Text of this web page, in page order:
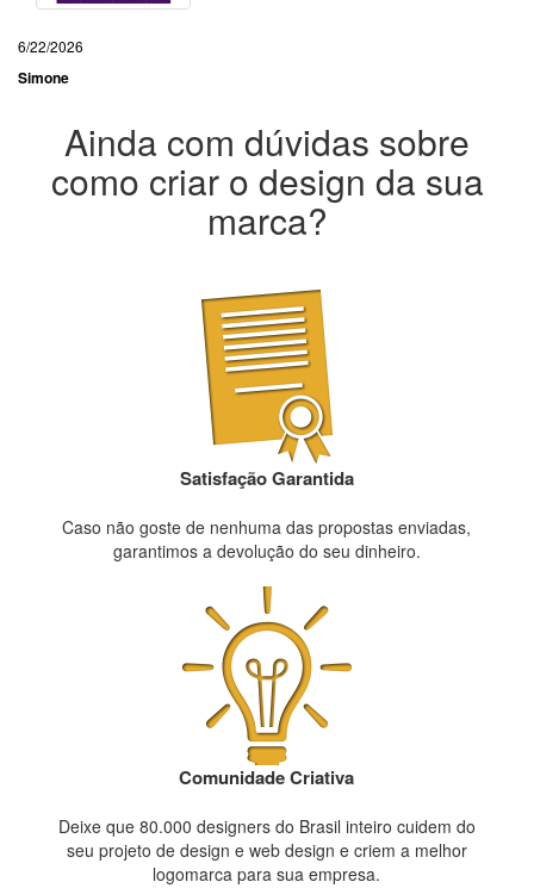
6/22/2026
Simone
Ainda com dúvidas sobre
como criar o design da sua
marca?
Satisfação Garantida
Caso não goste de nenhuma das propostas enviadas,
garantimos a devolução do seu dinheiro.
Comunidade Criativa
Deixe que 80.000 designers do Brasil inteiro cuidem do
seu projeto de design e web design e criem a melhor
logomarca para sua empresa.